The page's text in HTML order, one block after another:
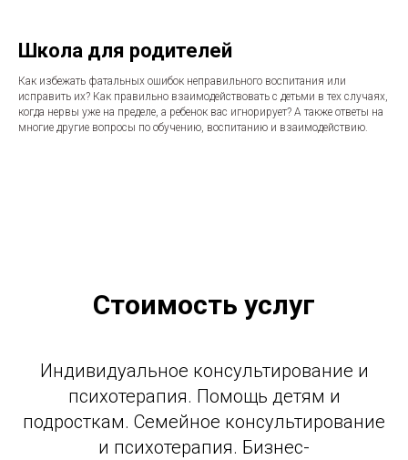
Школа для родителей
Как избежать фатальных ошибок неправильного воспитания или
исправить их? Как правильно взаимодействовать с детьми в тех случаях,
когда нервы уже на пределе, а ребенок вас игнорирует? А также ответы на
многие другие вопросы по обучению, воспитанию и взаимодействию.
Стоимость услуг
Индивидуальное консультирование и
психотерапия. Помощь детям и
подросткам. Семейное консультирование
и психотерапия. Бизнес-